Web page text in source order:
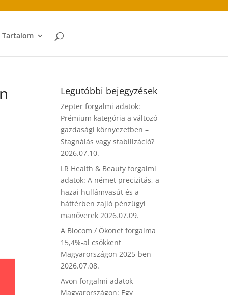
Legutóbbi bejegyzések
Zepter forgalmi adatok:
Prémium kategória a változó
gazdasági környezetben –
Stagnálás vagy stabilizáció?
2026.07.10.
LR Health & Beauty forgalmi
adatok: A német precizitás, a
hazai hullámvasút és a
háttérben zajló pénzügyi
manőverek 2026.07.09.
A Biocom / Ökonet forgalma
15,4%-al csökkent
Magyarországon 2025-ben
2026.07.08.
Avon forgalmi adatok
Magyarországon: Egy